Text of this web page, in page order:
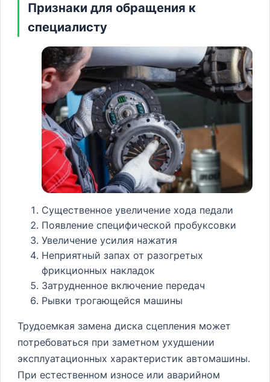
Признаки для обращения к
специалисту
Существенное увеличение хода педали
Появление специфической пробуксовки
Увеличение усилия нажатия
Неприятный запах от разогретых
фрикционных накладок
Затрудненное включение передач
Рывки трогающейся машины
Трудоемкая замена диска сцепления может
потребоваться при заметном ухудшении
эксплуатационных характеристик автомашины.
При естественном износе или аварийном